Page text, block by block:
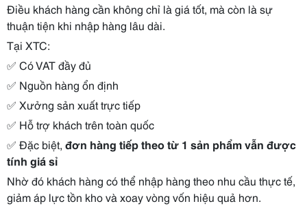
Điều khách hàng cần không chỉ là giá tốt, mà còn là sự
thuận tiện khi nhập hàng lâu dài.
Tại XTC:
✅ Có VAT đầy đủ
✅ Nguồn hàng ổn định
✅ Xưởng sản xuất trực tiếp
✅ Hỗ trợ khách trên toàn quốc
✅ Đặc biệt, đơn hàng tiếp theo từ 1 sản phẩm vẫn được
tính giá sỉ
Nhờ đó khách hàng có thể nhập hàng theo nhu cầu thực tế,
giảm áp lực tồn kho và xoay vòng vốn hiệu quả hơn.